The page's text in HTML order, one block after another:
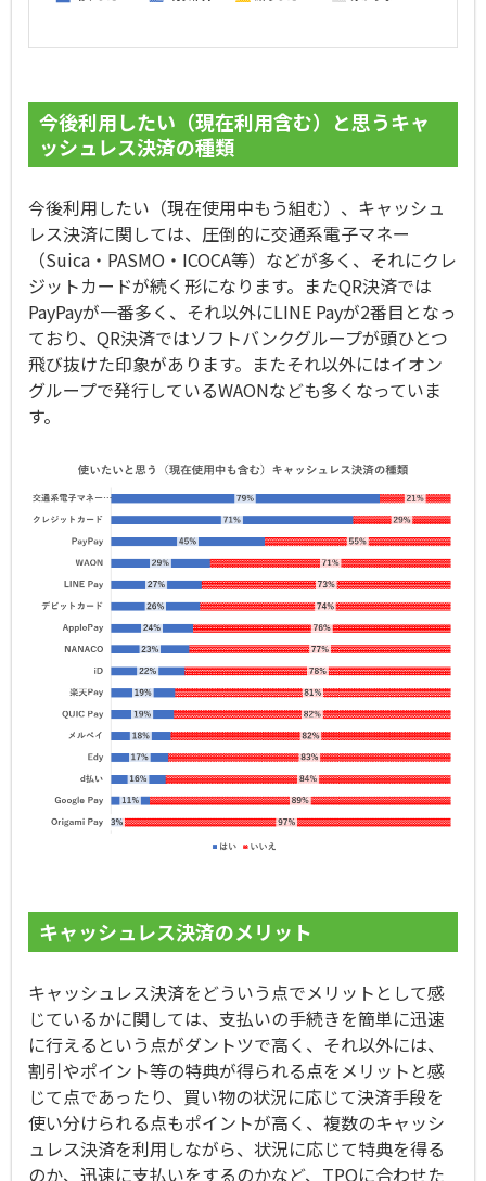
今後利用したい（現在利用含む）と思うキャ
ッシュレス決済の種類
今後利用したい（現在使用中もう組む）、キャッシュ
レス決済に関しては、圧倒的に交通系電子マネー
（Suica・PASMO・ICOCA等）などが多く、それにクレ
ジットカードが続く形になります。またQR決済では
PayPayが一番多く、それ以外にLINE Payが2番目となっ
ており、QR決済ではソフトバンクグループが頭ひとつ
飛び抜けた印象があります。またそれ以外にはイオン
グループで発行しているWAONなども多くなっていま
す。
キャッシュレス決済のメリット
キャッシュレス決済をどういう点でメリットとして感
じているかに関しては、支払いの手続きを簡単に迅速
に行えるという点がダントツで高く、それ以外には、
割引やポイント等の特典が得られる点をメリットと感
じて点であったり、買い物の状況に応じて決済手段を
使い分けられる点もポイントが高く、複数のキャッシ
ュレス決済を利用しながら、状況に応じて特典を得る
のか、迅速に支払いをするのかなど、TPOに合わせた